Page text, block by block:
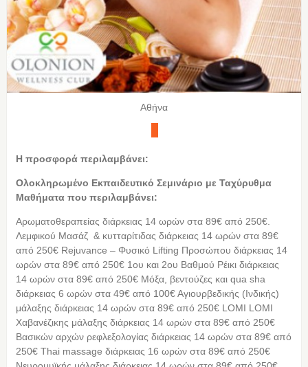
Αθήνα
Η προσφορά περιλαμβάνει:
Oλοκληρωμένο Eκπαιδευτικό Σεμινάριο με Ταχύρυθμα
Μαθήματα που περιλαμβάνει:
Αρωματοθεραπείας διάρκειας 14 ωρών στα 89€ από 250€.
Λεμφικού Μασάζ & κυτταρίτιδας διάρκειας 14 ωρών στα 89€
από 250€ Rejuvance – Φυσικό Lifting Προσώπου διάρκειας 14
ωρών στα 89€ από 250€ 1ου και 2ου Βαθμού Ρέικι διάρκειας
14 ωρών στα 89€ από 250€ Μόξα, βεντούζες και qua sha
διάρκειας 6 ωρών στα 49€ από 100€ Αγιουρβεδικής (Ινδικής)
μάλαξης διάρκειας 14 ωρών στα 89€ από 250€ LOMI LOMI
Χαβανέζικης μάλαξης διάρκειας 14 ωρών στα 89€ από 250€
Βασικών αρχών ρεφλεξολογίας διάρκειας 14 ωρών στα 89€ από
250€ Τhai massage διάρκειας 16 ωρών στα 89€ από 250€